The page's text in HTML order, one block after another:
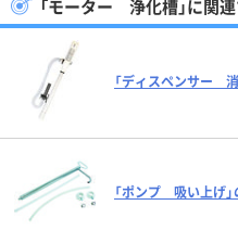
「モーター 浄化槽」に関
「ディスペンサー
「ポンプ 吸い上げ